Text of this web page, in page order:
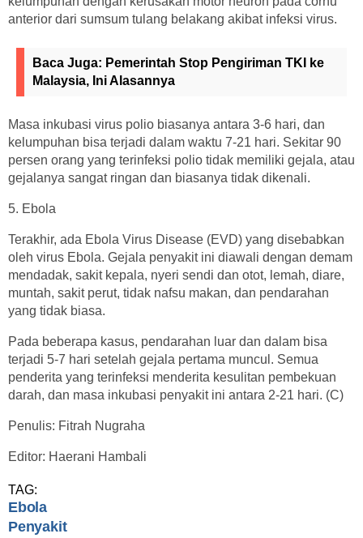
anterior dari sumsum tulang belakang akibat infeksi virus.
Baca Juga: Pemerintah Stop Pengiriman TKI ke
Malaysia, Ini Alasannya
Masa inkubasi virus polio biasanya antara 3-6 hari, dan
kelumpuhan bisa terjadi dalam waktu 7-21 hari. Sekitar 90
persen orang yang terinfeksi polio tidak memiliki gejala, atau
gejalanya sangat ringan dan biasanya tidak dikenali.
5. Ebola
Terakhir, ada Ebola Virus Disease (EVD) yang disebabkan
oleh virus Ebola. Gejala penyakit ini diawali dengan demam
mendadak, sakit kepala, nyeri sendi dan otot, lemah, diare,
muntah, sakit perut, tidak nafsu makan, dan pendarahan
yang tidak biasa.
Pada beberapa kasus, pendarahan luar dan dalam bisa
terjadi 5-7 hari setelah gejala pertama muncul. Semua
penderita yang terinfeksi menderita kesulitan pembekuan
darah, dan masa inkubasi penyakit ini antara 2-21 hari. (C)
Penulis: Fitrah Nugraha
Editor: Haerani Hambali
TAG:
Ebola
Penyakit